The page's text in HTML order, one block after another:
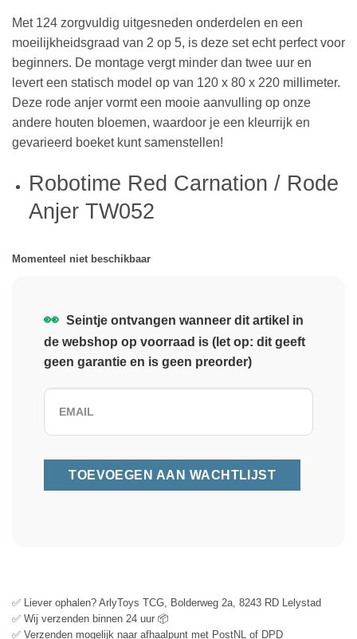
Met 124 zorgvuldig uitgesneden onderdelen en een
moeilijkheidsgraad van 2 op 5, is deze set echt perfect voor
beginners. De montage vergt minder dan twee uur en
levert een statisch model op van 120 x 80 x 220 millimeter.
Deze rode anjer vormt een mooie aanvulling op onze
andere houten bloemen, waardoor je een kleurrijk en
gevarieerd boeket kunt samenstellen!
Robotime Red Carnation / Rode
Anjer TW052
Momenteel niet beschikbaar
👀 Seintje ontvangen wanneer dit artikel in
de webshop op voorraad is (let op: dit geeft
geen garantie en is geen preorder)
✅ Liever ophalen? ArlyToys TCG, Bolderweg 2a, 8243 RD Lelystad
✅ Wij verzenden binnen 24 uur 📦
✅ Verzenden mogelijk naar afhaalpunt met PostNL of DPD